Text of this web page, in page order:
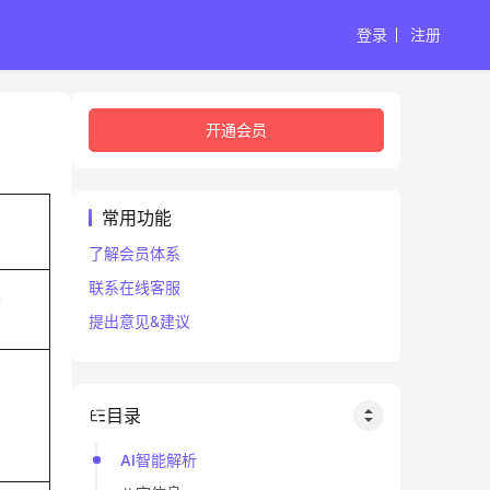
登录 注册
开通会员
常用功能
了解会员体系
联系在线客服
提出意见&建议
目录
AI智能解析